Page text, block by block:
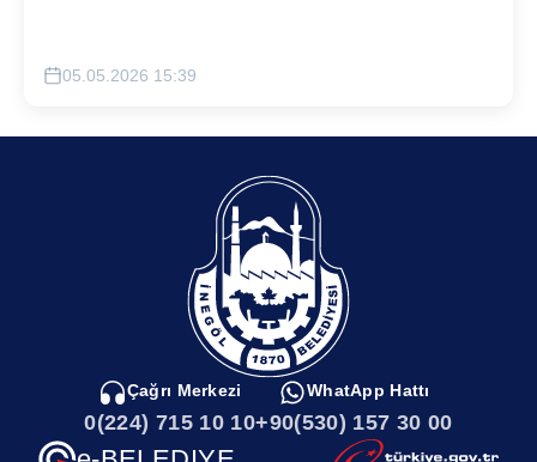
05.05.2026 15:39
Çağrı Merkezi
0(224) 715 10 10
WhatApp Hattı
+90(530) 157 30 00